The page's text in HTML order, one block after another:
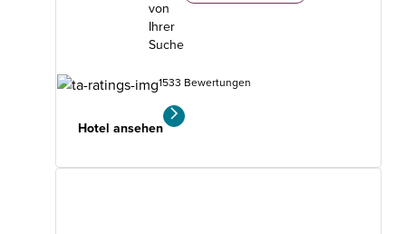
von
Ihrer
Suche
1533 Bewertungen
Hotel ansehen